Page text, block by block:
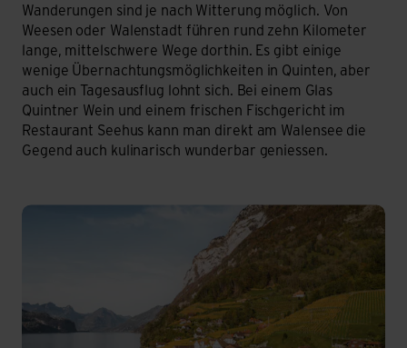
Wanderungen sind je nach Witterung möglich. Von
Weesen oder Walenstadt führen rund zehn Kilometer
lange, mittelschwere Wege dorthin. Es gibt einige
wenige Übernachtungsmöglichkeiten in Quinten, aber
auch ein Tagesausflug lohnt sich. Bei einem Glas
Quintner Wein und einem frischen Fischgericht im
Restaurant Seehus kann man direkt am Walensee die
Gegend auch kulinarisch wunderbar geniessen.